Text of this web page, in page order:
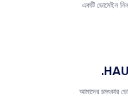
একটি ডোমেইন
আমাদের চমৎকার